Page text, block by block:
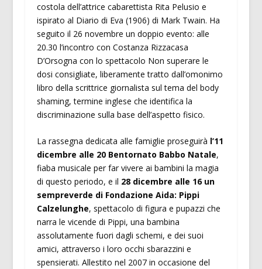
costola dell’attrice cabarettista Rita Pelusio e
ispirato al Diario di Eva (1906) di Mark Twain. Ha
seguito il 26 novembre un doppio evento: alle
20.30 l’incontro con Costanza Rizzacasa
D’Orsogna con lo spettacolo Non superare le
dosi consigliate, liberamente tratto dall’omonimo
libro della scrittrice giornalista sul tema del body
shaming, termine inglese che identifica la
discriminazione sulla base dell’aspetto fisico.
La rassegna dedicata alle famiglie proseguirà l’11
dicembre alle 20 Bentornato Babbo Natale,
fiaba musicale per far vivere ai bambini la magia
di questo periodo, e il 28 dicembre alle 16 un
sempreverde di Fondazione Aida: Pippi
Calzelunghe, spettacolo di figura e pupazzi che
narra le vicende di Pippi, una bambina
assolutamente fuori dagli schemi, e dei suoi
amici, attraverso i loro occhi sbarazzini e
spensierati. Allestito nel 2007 in occasione del